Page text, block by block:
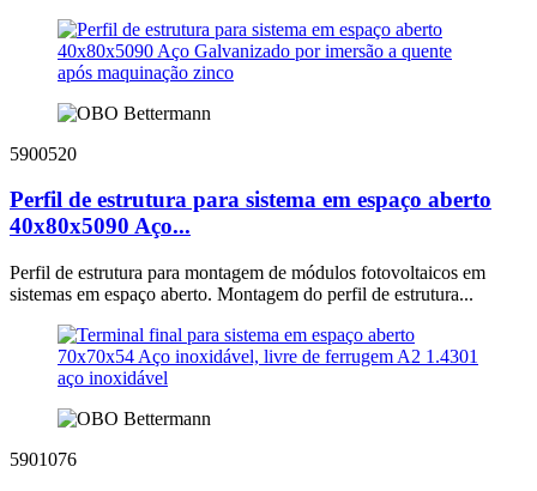
5900520
Perfil de estrutura para sistema em espaço aberto
40x80x5090 Aço...
Perfil de estrutura para montagem de módulos fotovoltaicos em
sistemas em espaço aberto. Montagem do perfil de estrutura...
5901076